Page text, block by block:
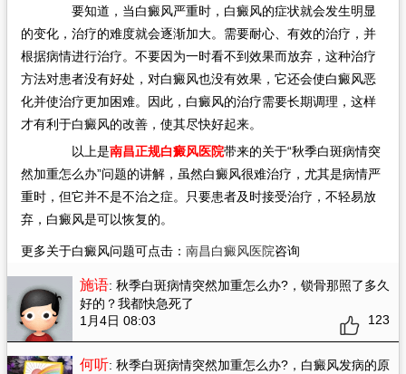
要知道，当白癜风严重时，白癜风的症状就会发生明显
的变化，治疗的难度就会逐渐加大。需要耐心、有效的治疗，并
根据病情进行治疗。不要因为一时看不到效果而放弃，这种治疗
方法对患者没有好处，对白癜风也没有效果，它还会使白癜风恶
化并使治疗更加困难。因此，白癜风的治疗需要长期调理，这样
才有利于白癜风的改善，使其尽快好起来。
以上是南昌正规白癜风医院带来的关于“秋季白斑病情突
然加重怎么办”问题的讲解，虽然白癜风很难治疗，尤其是病情严
重时，但它并不是不治之症。只要患者及时接受治疗，不轻易放
弃，白癜风是可以恢复的。
更多关于白癜风问题可点击： 南昌白癜风医院咨询
施语: 秋季白斑病情突然加重怎么办?，锁骨那照了多久
好的？我都快急死了
1月4日 08:03
123
何听: 秋季白斑病情突然加重怎么办?，白癜风发病的原